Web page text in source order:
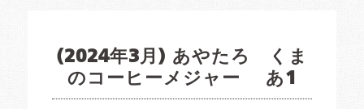
(2024年3月) あやたろ くま
のコーヒーメジャー あ1